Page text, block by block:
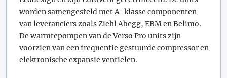
worden samengesteld met A-klasse componenten
van leveranciers zoals Ziehl Abegg, EBM en Belimo.
De warmtepompen van de Verso Pro units zijn
voorzien van een frequentie gestuurde compressor en
elektronische expansie ventielen.